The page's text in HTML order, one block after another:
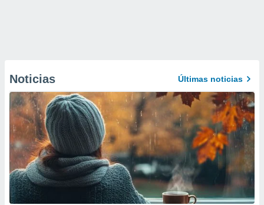
Noticias Últimas noticias